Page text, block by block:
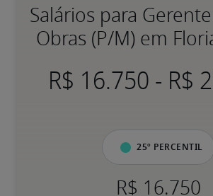
Salários para
Obras (P/M) em
-
25º percentil